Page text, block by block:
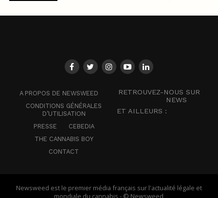
A PROPOS DE NEWSWEED
CONDITIONS GÉNÉRALES
D’UTILISATION
PRESSE
CEBEDIA
THE CANNABIS BOY
CONTACT
RETROUVEZ-NOUS SUR
NEWS
ET AILLEURS :
Newsweed est le premier média français sur l'actualité légale et
mondiale du cannabis - © Newsweed